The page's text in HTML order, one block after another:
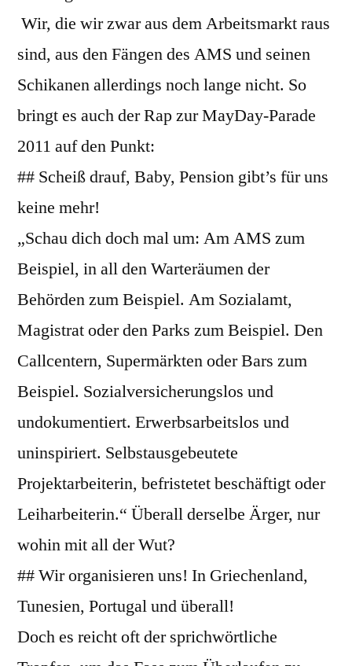
Wir, die wir zwar aus dem Arbeitsmarkt raus
sind, aus den Fängen des AMS und seinen
Schikanen allerdings noch lange nicht. So
bringt es auch der Rap zur MayDay-Parade
2011 auf den Punkt:
## Scheiß drauf, Baby, Pension gibt’s für uns
keine mehr!
„Schau dich doch mal um: Am AMS zum
Beispiel, in all den Warteräumen der
Behörden zum Beispiel. Am Sozialamt,
Magistrat oder den Parks zum Beispiel. Den
Callcentern, Supermärkten oder Bars zum
Beispiel. Sozialversicherungslos und
undokumentiert. Erwerbsarbeitslos und
uninspiriert. Selbstausgebeutete
Projektarbeiterin, befristetet beschäftigt oder
Leiharbeiterin.“ Überall derselbe Ärger, nur
wohin mit all der Wut?
## Wir organisieren uns! In Griechenland,
Tunesien, Portugal und überall!
Doch es reicht oft der sprichwörtliche